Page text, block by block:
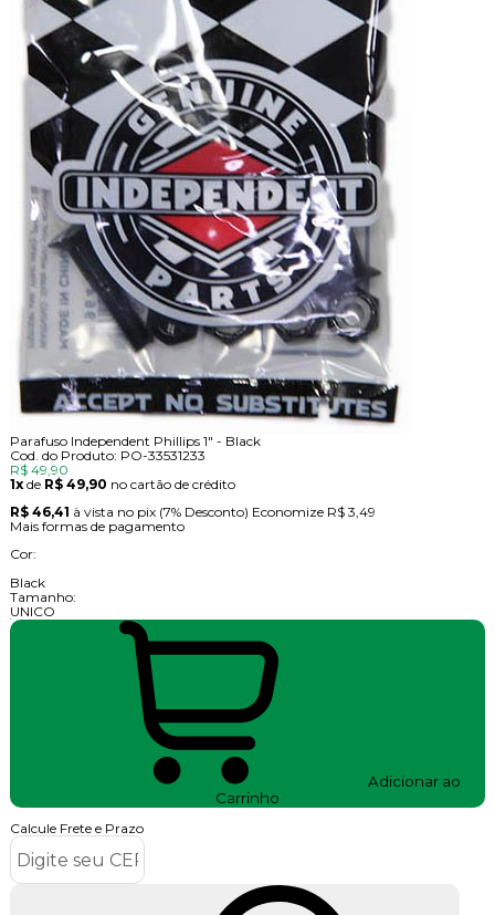
Parafuso Independent Phillips 1" - Black
Cod. do Produto: PO-33531233
R$ 49,90
1xde R$ 49,90 no cartão de crédito
R$ 46,41 à vista no pix (7% Desconto) Economize R$ 3,49
Mais formas de pagamento
Cor:
Black
Tamanho:
UNICO
Adicionar ao
Carrinho
Calcule Frete e Prazo